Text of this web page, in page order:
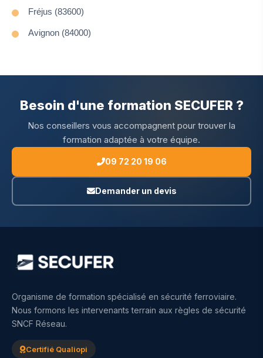
Fréjus (83600)
Avignon (84000)
Besoin d'une formation SECUFER ?
Nos conseillers vous accompagnent pour trouver la
formation adaptée à votre équipe.
09 72 20 19 06
Demander un devis
Organisme de formation spécialisé en sécurité ferroviaire.
Nous formons les intervenants terrain aux règles de sécurité
SNCF Réseau.
Certifié Qualiopi